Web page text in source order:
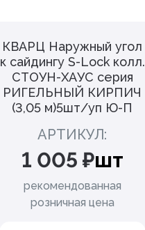
КВАРЦ Наружный угол
к сайдингу S-Lock колл.
СТОУН-ХАУС серия
РИГЕЛЬНЫЙ КИРПИЧ
(3,05 м)5шт/уп Ю-П
АРТИКУЛ:
1 005 ₽шт
рекомендованная
розничная цена